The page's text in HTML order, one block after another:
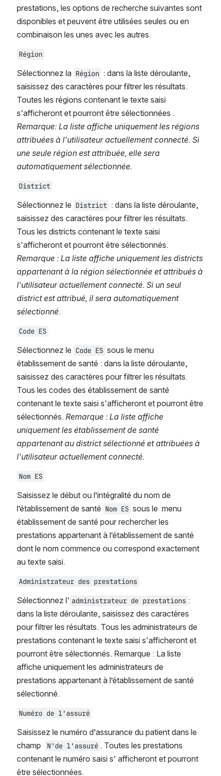
prestations, les options de recherche suivantes sont
disponibles et peuvent être utilisées seules ou en
combinaison les unes avec les autres.
Région
Sélectionnez la Région : dans la liste déroulante,
saisissez des caractères pour filtrer les résultats.
Toutes les régions contenant le texte saisi
Remarque: La liste affiche uniquement les régions
attribuées à l'utilisateur actuellement connecté. Si
une seule région est attribuée, elle sera
automatiquement sélectionnée.
District
Sélectionnez le District : dans la liste déroulante,
saisissez des caractères pour filtrer les résultats.
Tous les districts contenant le texte saisi
Remarque : La liste affiche uniquement les districts
appartenant à la région sélectionnée et attribués à
l'utilisateur actuellement connecté. Si un seul
district est attribué, il sera automatiquement
sélectionné.
Code ES
Sélectionnez le Code ES sous le menu
établissement de santé : dans la liste déroulante,
saisissez des caractères pour filtrer les résultats.
Tous les codes des établissement de santé
contenant le texte saisi s'afficheront et pourront être
sélectionnés. Remarque : La liste affiche
uniquement les établissement de santé
appartenant au district sélectionné et attribuées à
l'utilisateur actuellement connecté.
Nom ES
Saisissez le début ou l’intégralité du nom de
l’établissement de santé Nom ES sous le  menu
établissement de santé pour rechercher les
prestations appartenant à l’établissement de santé
dont le nom commence ou correspond exactement
au texte saisi.
Administrateur des prestations
Sélectionnez l' administrateur de prestations :
dans la liste déroulante, saisissez des caractères
pour filtrer les résultats. Tous les administrateurs de
prestations contenant le texte saisi s'afficheront et
pourront être sélectionnés. Remarque : La liste
affiche uniquement les administrateurs de
prestations appartenant à l’établissement de santé
sélectionné.
Numéro de l'assuré
Saisissez le numéro d’assurance du patient dans le
champ
Nºde l'assuré . Toutes les prestations
contenant le numéro saisi s' afficheront et pourront
être sélectionnées.